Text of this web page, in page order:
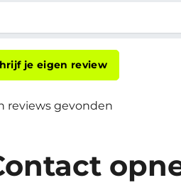
je eigen review
reviews gevonden